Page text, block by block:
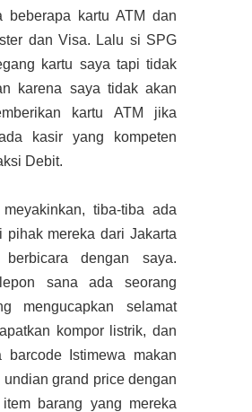
beberapa kartu ATM dan
dan Visa. Lalu si SPG
kartu saya tapi tidak
karena saya tidak akan
kartu ATM jika
kasir yang kompeten
Debit.
tiba-tiba ada
pihak mereka dari Jakarta
dengan saya.
sana ada seorang
mengucapkan selamat
kompor listrik, dan
barcode Istimewa makan
undian grand price dengan
barang yang mereka